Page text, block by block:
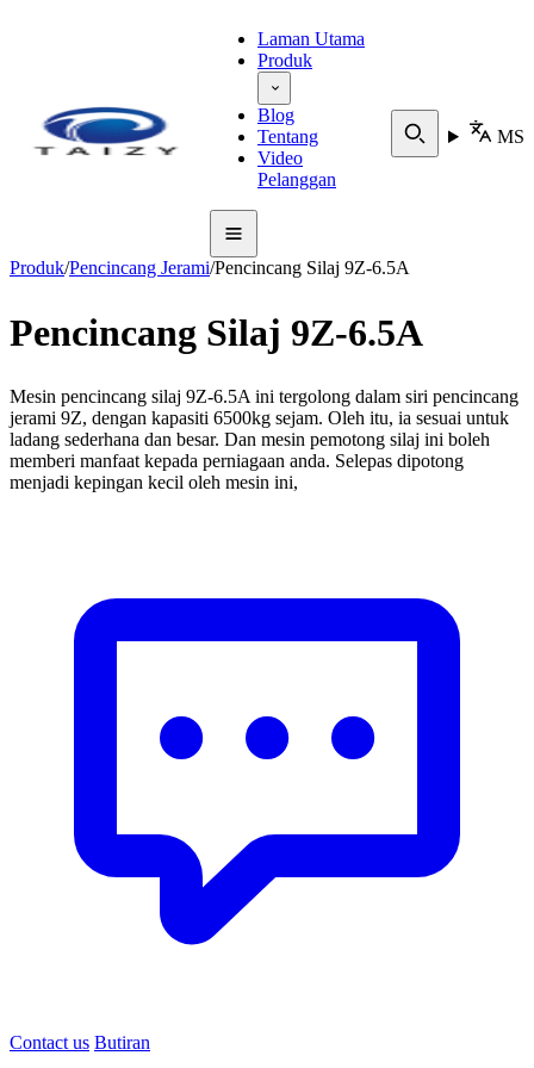
Laman Utama
Produk
Blog
Tentang
Video
Pelanggan
MS
Produk/Pencincang Jerami/Pencincang Silaj 9Z-6.5A
Pencincang Silaj 9Z-6.5A
Mesin pencincang silaj 9Z-6.5A ini tergolong dalam siri pencincang
jerami 9Z, dengan kapasiti 6500kg sejam. Oleh itu, ia sesuai untuk
ladang sederhana dan besar. Dan mesin pemotong silaj ini boleh
memberi manfaat kepada perniagaan anda. Selepas dipotong
menjadi kepingan kecil oleh mesin ini,
Contact us Butiran